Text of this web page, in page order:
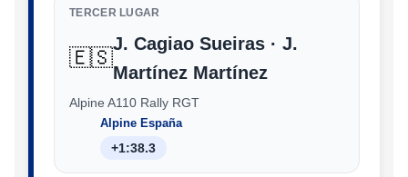
TERCER LUGAR
🇪🇸
J. Cagiao Sueiras · J.
Martínez Martínez
Alpine A110 Rally RGT
Alpine España
+1:38.3